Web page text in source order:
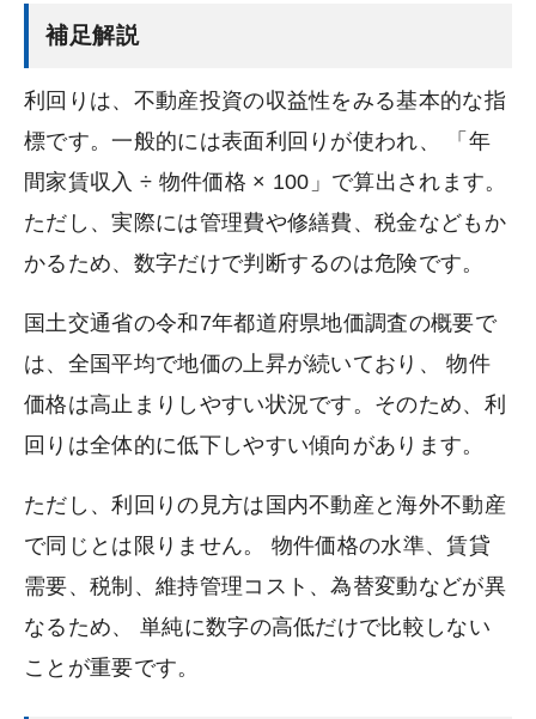
補足解説
利回りは、不動産投資の収益性をみる基本的な指
標です。一般的には表面利回りが使われ、 「年
間家賃収入 ÷ 物件価格 × 100」で算出されます。
ただし、実際には管理費や修繕費、税金などもか
かるため、数字だけで判断するのは危険です。
国土交通省の令和7年都道府県地価調査の概要で
は、全国平均で地価の上昇が続いており、 物件
価格は高止まりしやすい状況です。そのため、利
回りは全体的に低下しやすい傾向があります。
ただし、利回りの見方は国内不動産と海外不動産
で同じとは限りません。 物件価格の水準、賃貸
需要、税制、維持管理コスト、為替変動などが異
なるため、 単純に数字の高低だけで比較しない
ことが重要です。